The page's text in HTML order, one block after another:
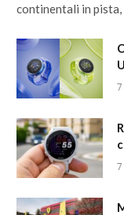
continentali in pista,